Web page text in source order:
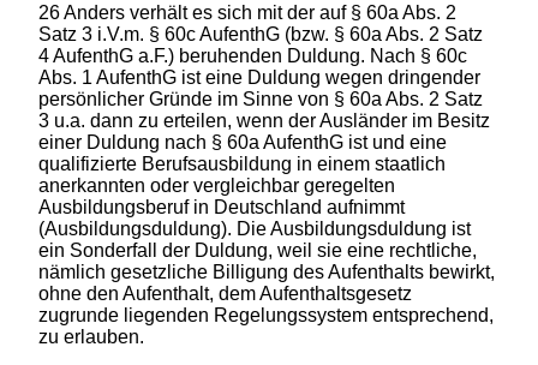
26 Anders verhält es sich mit der auf § 60a Abs. 2
Satz 3 i.V.m. § 60c AufenthG (bzw. § 60a Abs. 2 Satz
4 AufenthG a.F.) beruhenden Duldung. Nach § 60c
Abs. 1 AufenthG ist eine Duldung wegen dringender
persönlicher Gründe im Sinne von § 60a Abs. 2 Satz
3 u.a. dann zu erteilen, wenn der Ausländer im Besitz
einer Duldung nach § 60a AufenthG ist und eine
qualifizierte Berufsausbildung in einem staatlich
anerkannten oder vergleichbar geregelten
Ausbildungsberuf in Deutschland aufnimmt
(Ausbildungsduldung). Die Ausbildungsduldung ist
ein Sonderfall der Duldung, weil sie eine rechtliche,
nämlich gesetzliche Billigung des Aufenthalts bewirkt,
ohne den Aufenthalt, dem Aufenthaltsgesetz
zugrunde liegenden Regelungssystem entsprechend,
zu erlauben.